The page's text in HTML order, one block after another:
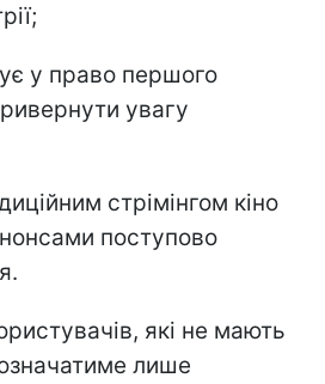
у право першого
увагу
стрімінгом кіно
поступово
які не мають
лише